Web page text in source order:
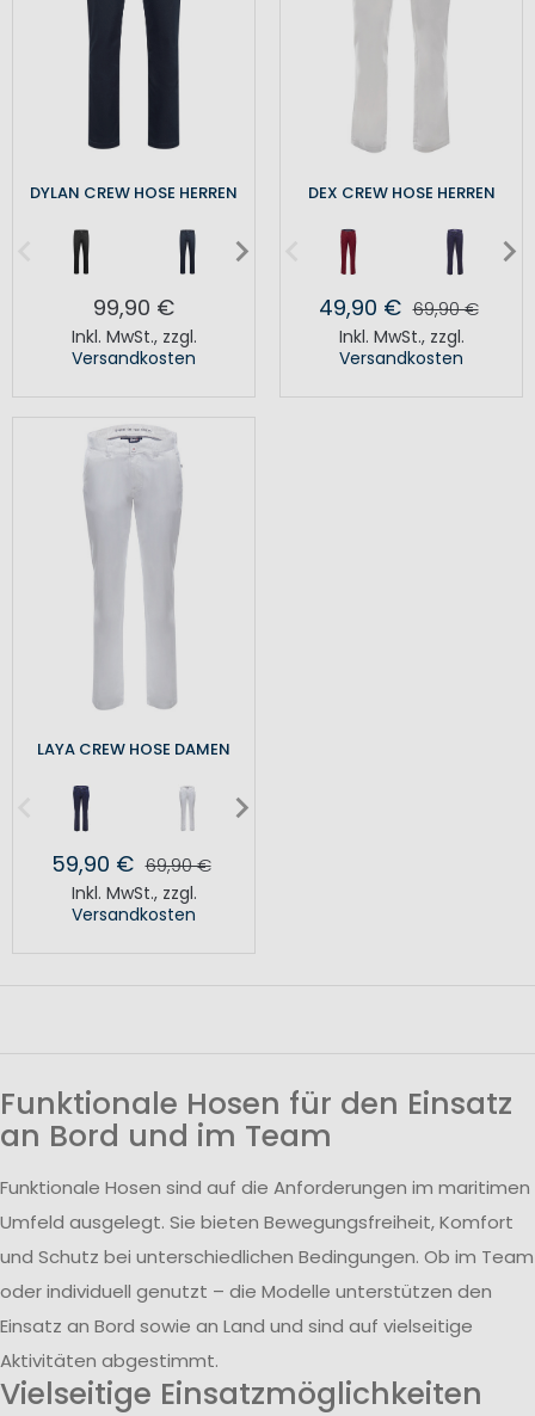
DYLAN CREW HOSE HERREN
99,90 €
Inkl. MwSt., zzgl.
Versandkosten
DEX CREW HOSE HERREN
49,90 € 69,90 €
Inkl. MwSt., zzgl.
Versandkosten
LAYA CREW HOSE DAMEN
59,90 € 69,90 €
Inkl. MwSt., zzgl.
Versandkosten
Funktionale Hosen für den Einsatz
an Bord und im Team
Funktionale Hosen sind auf die Anforderungen im maritimen
Umfeld ausgelegt. Sie bieten Bewegungsfreiheit, Komfort
und Schutz bei unterschiedlichen Bedingungen. Ob im Team
oder individuell genutzt – die Modelle unterstützen den
Einsatz an Bord sowie an Land und sind auf vielseitige
Aktivitäten abgestimmt.
Vielseitige Einsatzmöglichkeiten